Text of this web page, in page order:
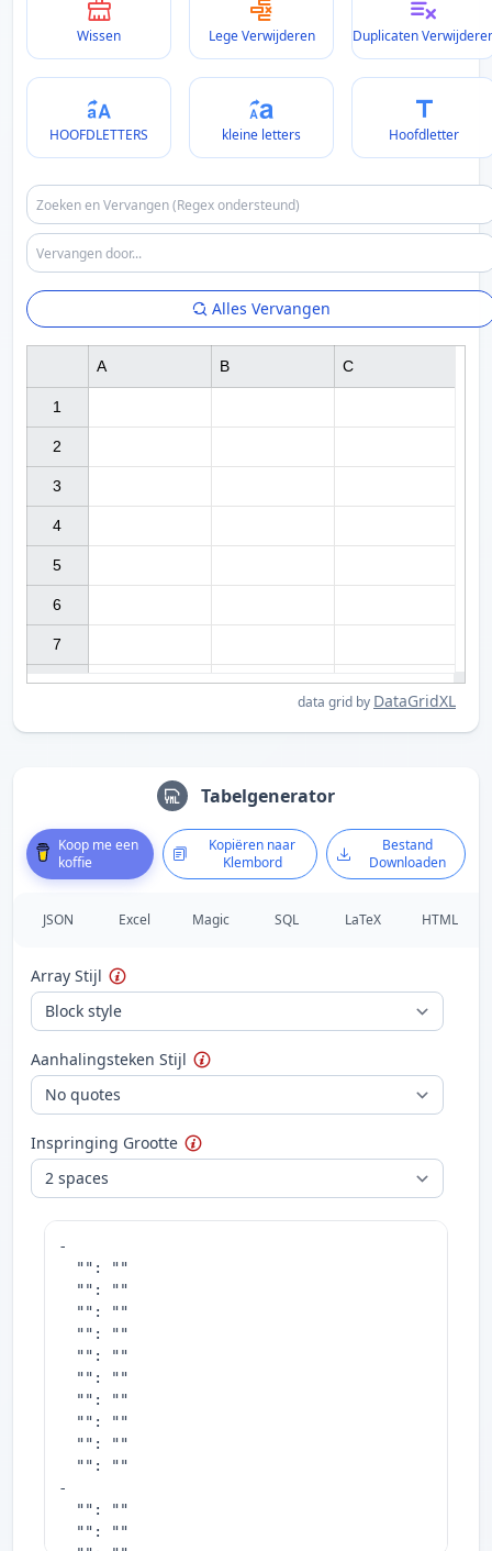
Wissen Lege Verwijderen Duplicaten
HOOFDLETTERS kleine letters Hoofdletter
Alles Vervangen
1
2
3
4
5
6
7
A B C
data grid by DataGridXL
Tabelgenerator
Koop me een
koffie
Kopiëren naar
Klembord
Bestand
Downloaden
JSON Excel Magic SQL LaTeX HTML
Array Stijl
Aanhalingsteken Stijl
Inspringing Grootte